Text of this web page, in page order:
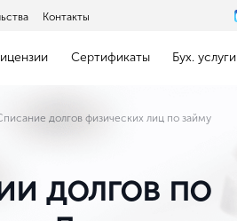
Контакты
Сертификаты Бух. услуги
долгов физических лиц по займу
долгов по